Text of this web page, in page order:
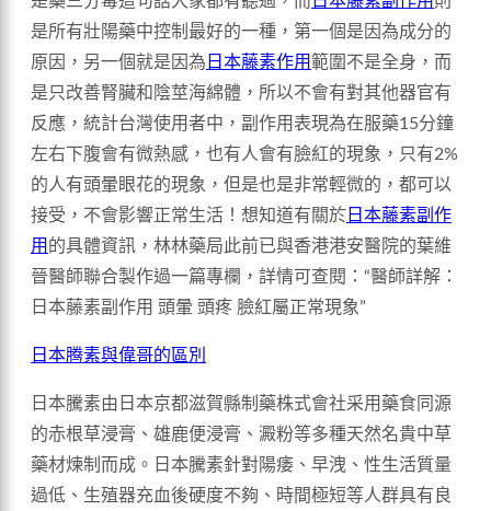
是所有壯陽藥中控制最好的一種，第一個是因為成分的
原因，另一個就是因為 日本藤素作用 範圍不是全身，而
是只改善腎臟和陰莖海綿體，所以不會有對其他器官有
反應，統計台灣使用者中，副作用表現為在服藥15分鐘
左右下腹會有微熱感，也有人會有臉紅的現象，只有2%
的人有頭暈眼花的現象，但是也是非常輕微的，都可以
接受，不會影響正常生活！想知道有關於 日本藤素副作
用 的具體資訊，林林藥局此前已與香港港安醫院的葉維
晉醫師聯合製作過一篇專欄，詳情可查閱：“醫師詳解：
日本藤素副作用 頭暈 頭疼 臉紅屬正常現象”
日本腾素與偉哥的區別
日本騰素由日本京都滋賀縣制藥株式會社采用藥食同源
的赤根草浸膏、雄鹿便浸膏、澱粉等多種天然名貴中草
藥材煉制而成。日本騰素針對陽痿、早洩、性生活質量
過低、生殖器充血後硬度不夠、時間極短等人群具有良